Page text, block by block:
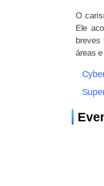
O
Ele
breves
áreas